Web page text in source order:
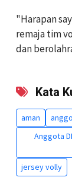
"Harapan
remaja tim
dan
Kata
aman
Anggota
jersey volly